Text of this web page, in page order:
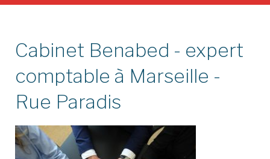
Cabinet Benabed - expert
comptable à Marseille -
Rue Paradis